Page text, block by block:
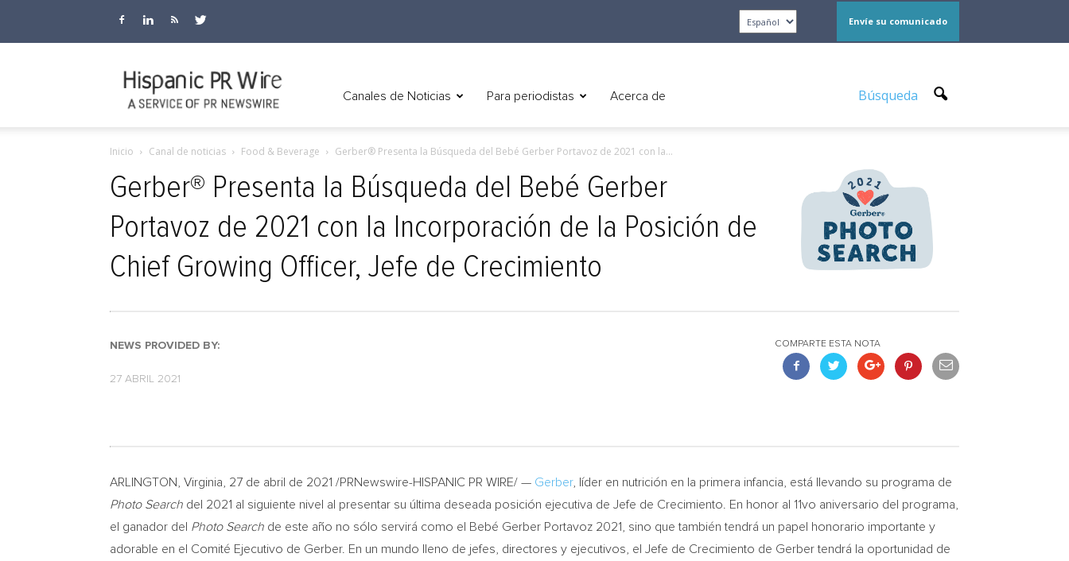
Envíe su comunicado
Wire
Canales de Noticias Para periodistas Acerca de Búsqueda
Inicio Canal de noticias Food & Beverage Gerber® Presenta la Búsqueda del Bebé Gerber Portavoz de 2021 con la...
Gerber® Presenta la Búsqueda del Bebé Gerber
Portavoz de 2021 con la Incorporación de la Posición de
Chief Growing Officer, Jefe de Crecimiento
NEWS PROVIDED BY:
27 ABRIL 2021
COMPARTE ESTA NOTA
ARLINGTON, Virginia , 27 de abril de 2021 /PRNewswire-HISPANIC PR WIRE/ — Gerber, líder en nutrición en la primera infancia, está llevando su programa de
Photo Search del 2021 al siguiente nivel al presentar su última deseada posición ejecutiva de Jefe de Crecimiento. En honor al 11vo aniversario del programa,
el ganador del Photo Search de este año no sólo servirá como el Bebé Gerber Portavoz 2021, sino que también tendrá un papel honorario importante y
adorable en el Comité Ejecutivo de Gerber. En un mundo lleno de jefes, directores y ejecutivos, el Jefe de Crecimiento de Gerber tendrá la oportunidad de